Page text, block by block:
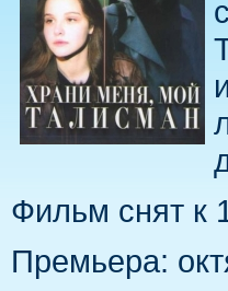
Фильм снят к
Премьера: